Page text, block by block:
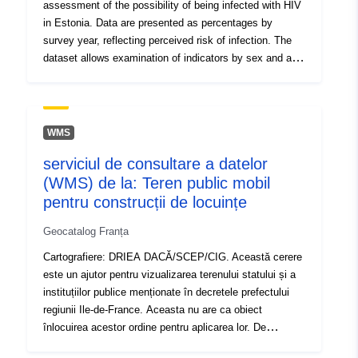
]
Polygon
uriRef:
Drepturi de
acces:
public
assessment of the possibility of being infected with HIV
in Estonia. Data are presented as percentages by
survey year, reflecting perceived risk of infection. The
dataset allows examination of indicators by sex and age
order to support HIV prevention targeting and evaluation
of communication effectiveness. Data source: Estonian
Development and Statistics Estonia
WMS
serviciul de consultare a datelor
(WMS) de la: Teren public mobil
pentru construcții de locuințe
Geocatalog Franța
Cartografiere: DRIEA DACĂ/SCEP/CIG. Această cerere
este un ajutor pentru vizualizarea terenului statului și a
instituțiilor publice menționate în decretele prefectului
regiunii Ile-de-France. Aceasta nu are ca obiect
înlocuirea acestor ordine pentru aplicarea lor. De